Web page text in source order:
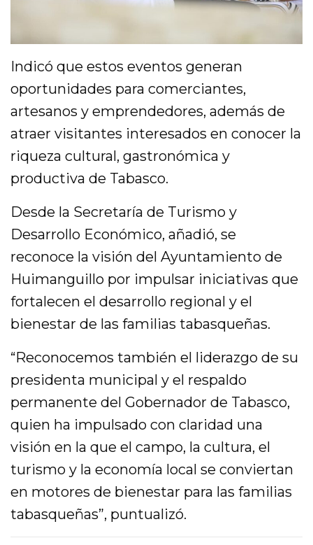
Indicó que estos eventos generan
oportunidades para comerciantes,
artesanos y emprendedores, además de
atraer visitantes interesados en conocer la
riqueza cultural, gastronómica y
productiva de Tabasco.
Desde la Secretaría de Turismo y
Desarrollo Económico, añadió, se
reconoce la visión del Ayuntamiento de
Huimanguillo por impulsar iniciativas que
fortalecen el desarrollo regional y el
bienestar de las familias tabasqueñas.
“Reconocemos también el liderazgo de su
presidenta municipal y el respaldo
permanente del Gobernador de Tabasco,
quien ha impulsado con claridad una
visión en la que el campo, la cultura, el
turismo y la economía local se conviertan
en motores de bienestar para las familias
tabasqueñas”, puntualizó.